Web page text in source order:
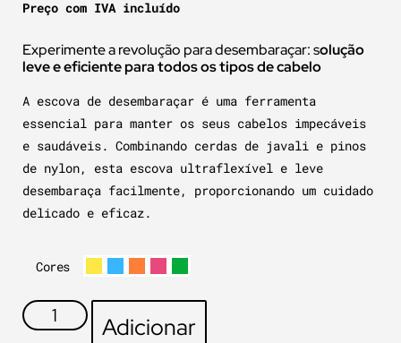
Preço com IVA incluído
Experimente a revolução para desembaraçar: solução
leve e eficiente para todos os tipos de cabelo
A escova de desembaraçar é uma ferramenta
essencial para manter os seus cabelos impecáveis
e saudáveis. Combinando cerdas de javali e pinos
de nylon, esta escova ultraflexível e leve
desembaraça facilmente, proporcionando um cuidado
delicado e eficaz.
Cores
Adicionar